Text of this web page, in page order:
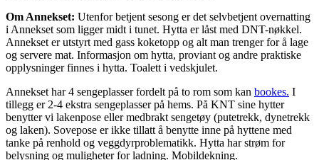
Om Annekset: Utenfor betjent sesong er det selvbetjent overnatting
i Annekset som ligger midt i tunet. Hytta er låst med DNT-nøkkel.
Annekset er utstyrt med gass koketopp og alt man trenger for å lage
og servere mat. Informasjon om hytta, proviant og andre praktiske
opplysninger finnes i hytta. Toalett i vedskjulet.
Annekset har 4 sengeplasser fordelt på to rom som kan bookes. I
tillegg er 2-4 ekstra sengeplasser på hems. På KNT sine hytter
benytter vi lakenpose eller medbrakt sengetøy (putetrekk, dynetrekk
og laken). Sovepose er ikke tillatt å benytte inne på hyttene med
tanke på renhold og veggdyrproblematikk. Hytta har strøm for
belysning og muligheter for ladning. Mobildekning.